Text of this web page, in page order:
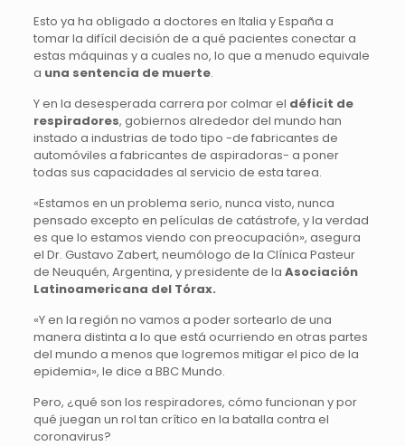
Esto ya ha obligado a doctores en Italia y España a
tomar la difícil decisión de a qué pacientes conectar a
estas máquinas y a cuales no, lo que a menudo equivale
a una sentencia de muerte.
Y en la desesperada carrera por colmar el déficit de
respiradores, gobiernos alrededor del mundo han
instado a industrias de todo tipo -de fabricantes de
automóviles a fabricantes de aspiradoras- a poner
todas sus capacidades al servicio de esta tarea.
«Estamos en un problema serio, nunca visto, nunca
pensado excepto en películas de catástrofe, y la verdad
es que lo estamos viendo con preocupación», asegura
el Dr. Gustavo Zabert, neumólogo de la Clínica Pasteur
de Neuquén, Argentina, y presidente de la Asociación
Latinoamericana del Tórax.
«Y en la región no vamos a poder sortearlo de una
manera distinta a lo que está ocurriendo en otras partes
del mundo a menos que logremos mitigar el pico de la
epidemia», le dice a BBC Mundo.
Pero, ¿qué son los respiradores, cómo funcionan y por
qué juegan un rol tan crítico en la batalla contra el
coronavirus?